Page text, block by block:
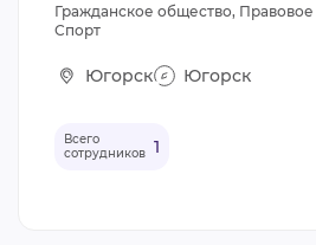
Гражданское общество,
Спорт
Югорск Югорск
Всего
сотрудников 1